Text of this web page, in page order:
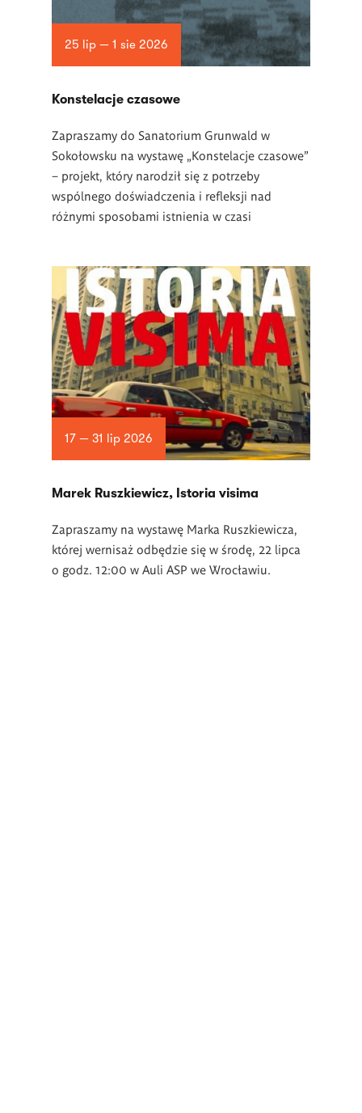
25 lip — 1 sie 2026
Konstelacje czasowe
Zapraszamy do Sanatorium Grunwald w
Sokołowsku na wystawę „Konstelacje czasowe”
– projekt, który narodził się z potrzeby
wspólnego doświadczenia i refleksji nad
różnymi sposobami istnienia w czasi
17 — 31 lip 2026
Marek Ruszkiewicz, Istoria visima
Zapraszamy na wystawę Marka Ruszkiewicza,
której wernisaż odbędzie się w środę, 22 lipca
o godz. 12:00 w Auli ASP we Wrocławiu.